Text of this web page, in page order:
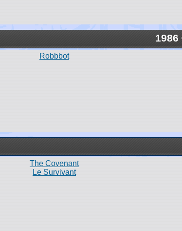
1986
Robbbot
The Covenant
Le Survivant